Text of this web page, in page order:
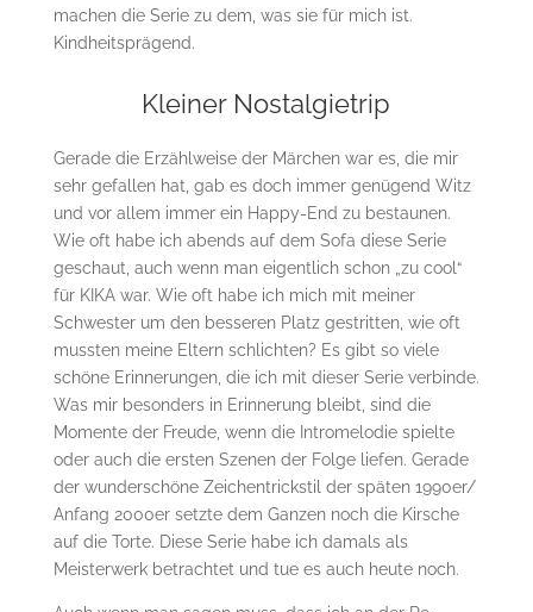
machen die Serie zu dem, was sie für mich ist.
Kindheitsprägend.
Kleiner Nostalgietrip
Gerade die Erzählweise der Märchen war es, die mir
sehr gefallen hat, gab es doch immer genügend Witz
und vor allem immer ein Happy-End zu bestaunen.
Wie oft habe ich abends auf dem Sofa diese Serie
geschaut, auch wenn man eigentlich schon „zu cool“
für KIKA war. Wie oft habe ich mich mit meiner
Schwester um den besseren Platz gestritten, wie oft
mussten meine Eltern schlichten? Es gibt so viele
schöne Erinnerungen, die ich mit dieser Serie verbinde.
Was mir besonders in Erinnerung bleibt, sind die
Momente der Freude, wenn die Intromelodie spielte
oder auch die ersten Szenen der Folge liefen. Gerade
der wunderschöne Zeichentrickstil der späten 1990er/
Anfang 2000er setzte dem Ganzen noch die Kirsche
auf die Torte. Diese Serie habe ich damals als
Meisterwerk betrachtet und tue es auch heute noch.